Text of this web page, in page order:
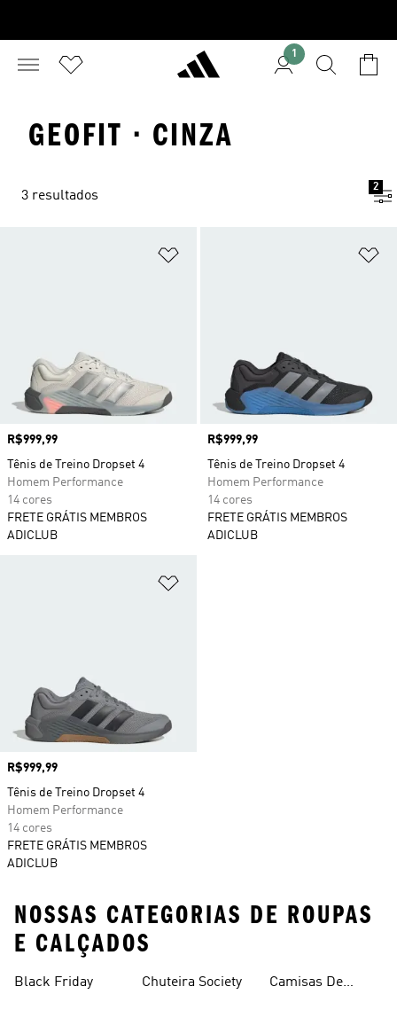
1
GEOFIT · CINZA
3 resultados
2
Preço
R$999,99
Tênis de Treino Dropset 4
Homem Performance
14 cores
FRETE GRÁTIS MEMBROS
ADICLUB
Preço
R$999,99
Tênis de Treino Dropset 4
Homem Performance
14 cores
FRETE GRÁTIS MEMBROS
ADICLUB
Preço
R$999,99
Tênis de Treino Dropset 4
Homem Performance
14 cores
FRETE GRÁTIS MEMBROS
ADICLUB
NOSSAS CATEGORIAS DE ROUPAS
E CALÇADOS
Black Friday Chuteira Society
Camisas De